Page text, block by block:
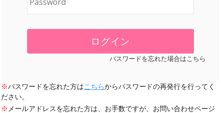
パスワードを忘れた場合はこちら
※パスワードを忘れた方はこちらからパスワードの再発行を行ってく
ださい。
※ メールアドレスを忘れた方は、お手数ですが、お問い合わせページ